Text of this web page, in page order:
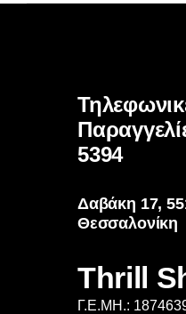
5394
Δαβάκη 17,
Θεσσαλονίκη
Thrill
Γ.Ε.ΜΗ.: